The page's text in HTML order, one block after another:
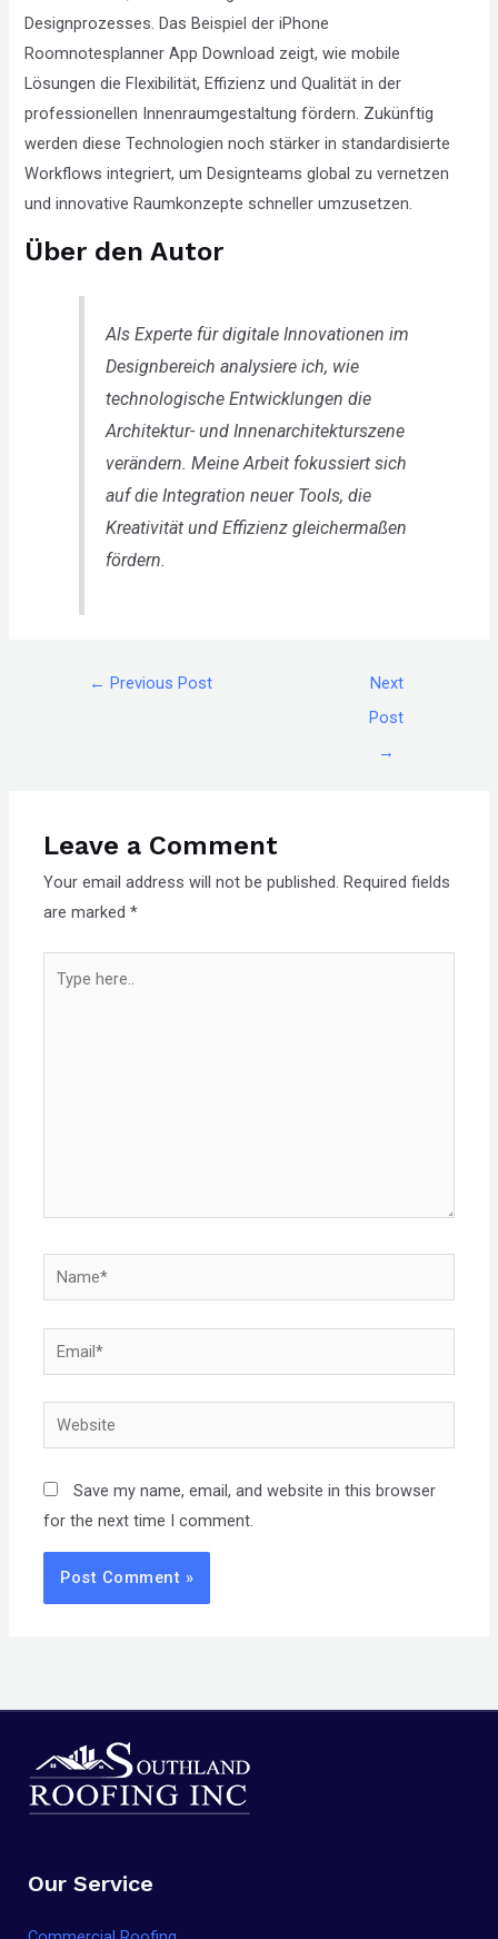
Designprozesses. Das Beispiel der iPhone
Roomnotesplanner App Download zeigt, wie mobile
Lösungen die Flexibilität, Effizienz und Qualität in der
professionellen Innenraumgestaltung fördern. Zukünftig
werden diese Technologien noch stärker in standardisierte
Workflows integriert, um Designteams global zu vernetzen
und innovative Raumkonzepte schneller umzusetzen.
Über den Autor
Als Experte für digitale Innovationen im
Designbereich analysiere ich, wie
technologische Entwicklungen die
Architektur- und Innenarchitekturszene
verändern. Meine Arbeit fokussiert sich
auf die Integration neuer Tools, die
Kreativität und Effizienz gleichermaßen
fördern.
← Previous Post
Next
Post
→
Leave a Comment
Your email address will not be published. Required fields
are marked*
Name*
Email*
Website
Save my name, email, and website in this browser
for the next time I comment.
Our Service